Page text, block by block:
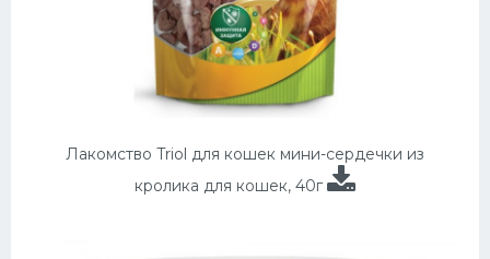
Лакомство Triol для кошек мини-сердечки из
кролика для кошек, 40г